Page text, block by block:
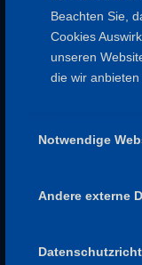
Beachten Sie,
Cookies
unseren
die wir anbieten
Notwendige
Andere externe
Datenschutz
Satzung
Aufnahmeantrag
NÜTZLICHE
Naturpark Spessart